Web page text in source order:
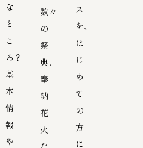
な
と
こ
ろ？
基
本
情
報
や
数々
の
祭
典、
奉
納
花
火
ス
を、
は
じ
め
て
の
方
に